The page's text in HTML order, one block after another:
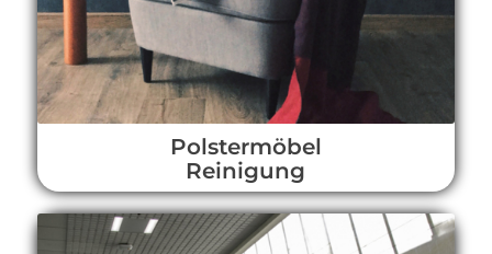
Polstermöbel
Reinigung